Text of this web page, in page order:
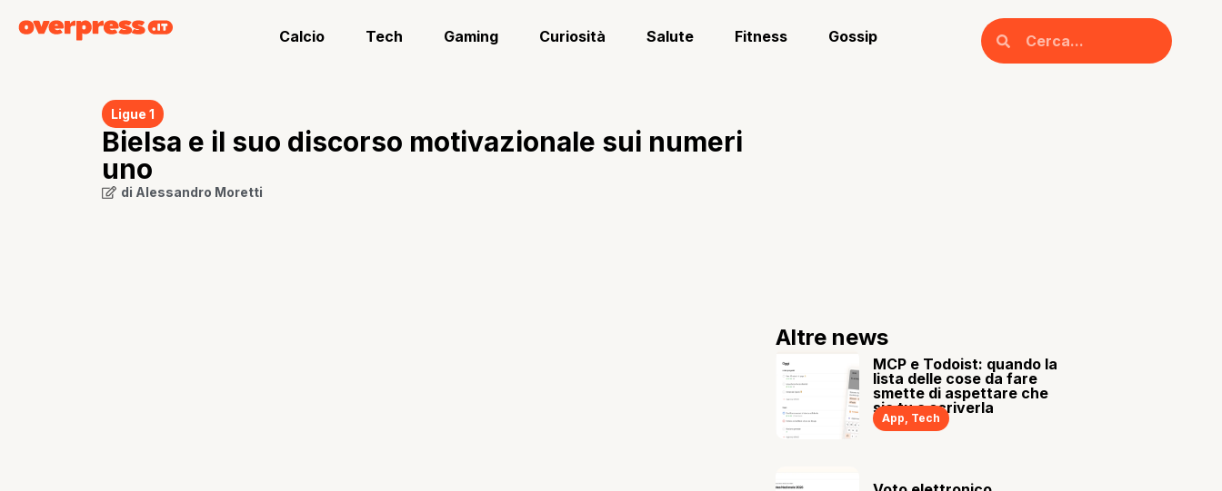
Calcio Tech Gaming Curiosità Salute Fitness Gossip
Ligue 1
Bielsa e il suo discorso motivazionale sui numeri
uno
di Alessandro Moretti
Altre news
MCP e Todoist: quando la
lista delle cose da fare
smette di aspettare che
sia tu a scriverla
App, Tech